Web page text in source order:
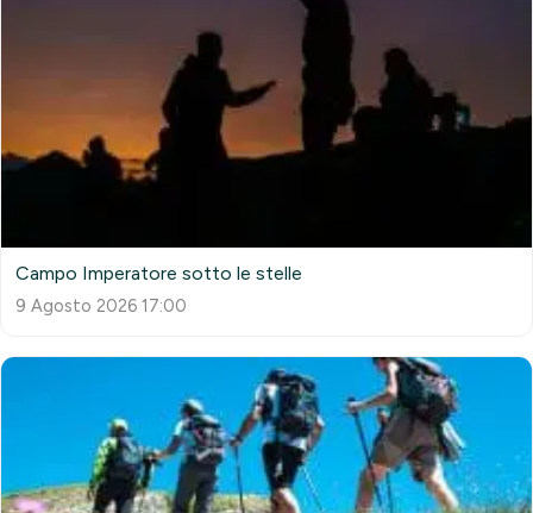
Campo Imperatore sotto le stelle
9 Agosto 2026 17:00